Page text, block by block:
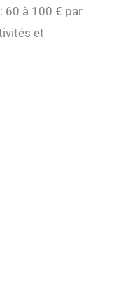
60 à 100 € par
et